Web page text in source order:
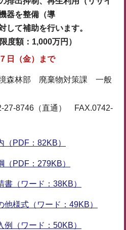
器を整備（導
して補助を行います。
度額：1,000万円）
日（金）まで
境森林部 廃棄物対策課 一般
（直通） FAX.0742-
（PDF：82KB）
（PDF：279KB）
書（ワード：38KB）
他様式（ワード：49KB）
例（ワード：50KB）